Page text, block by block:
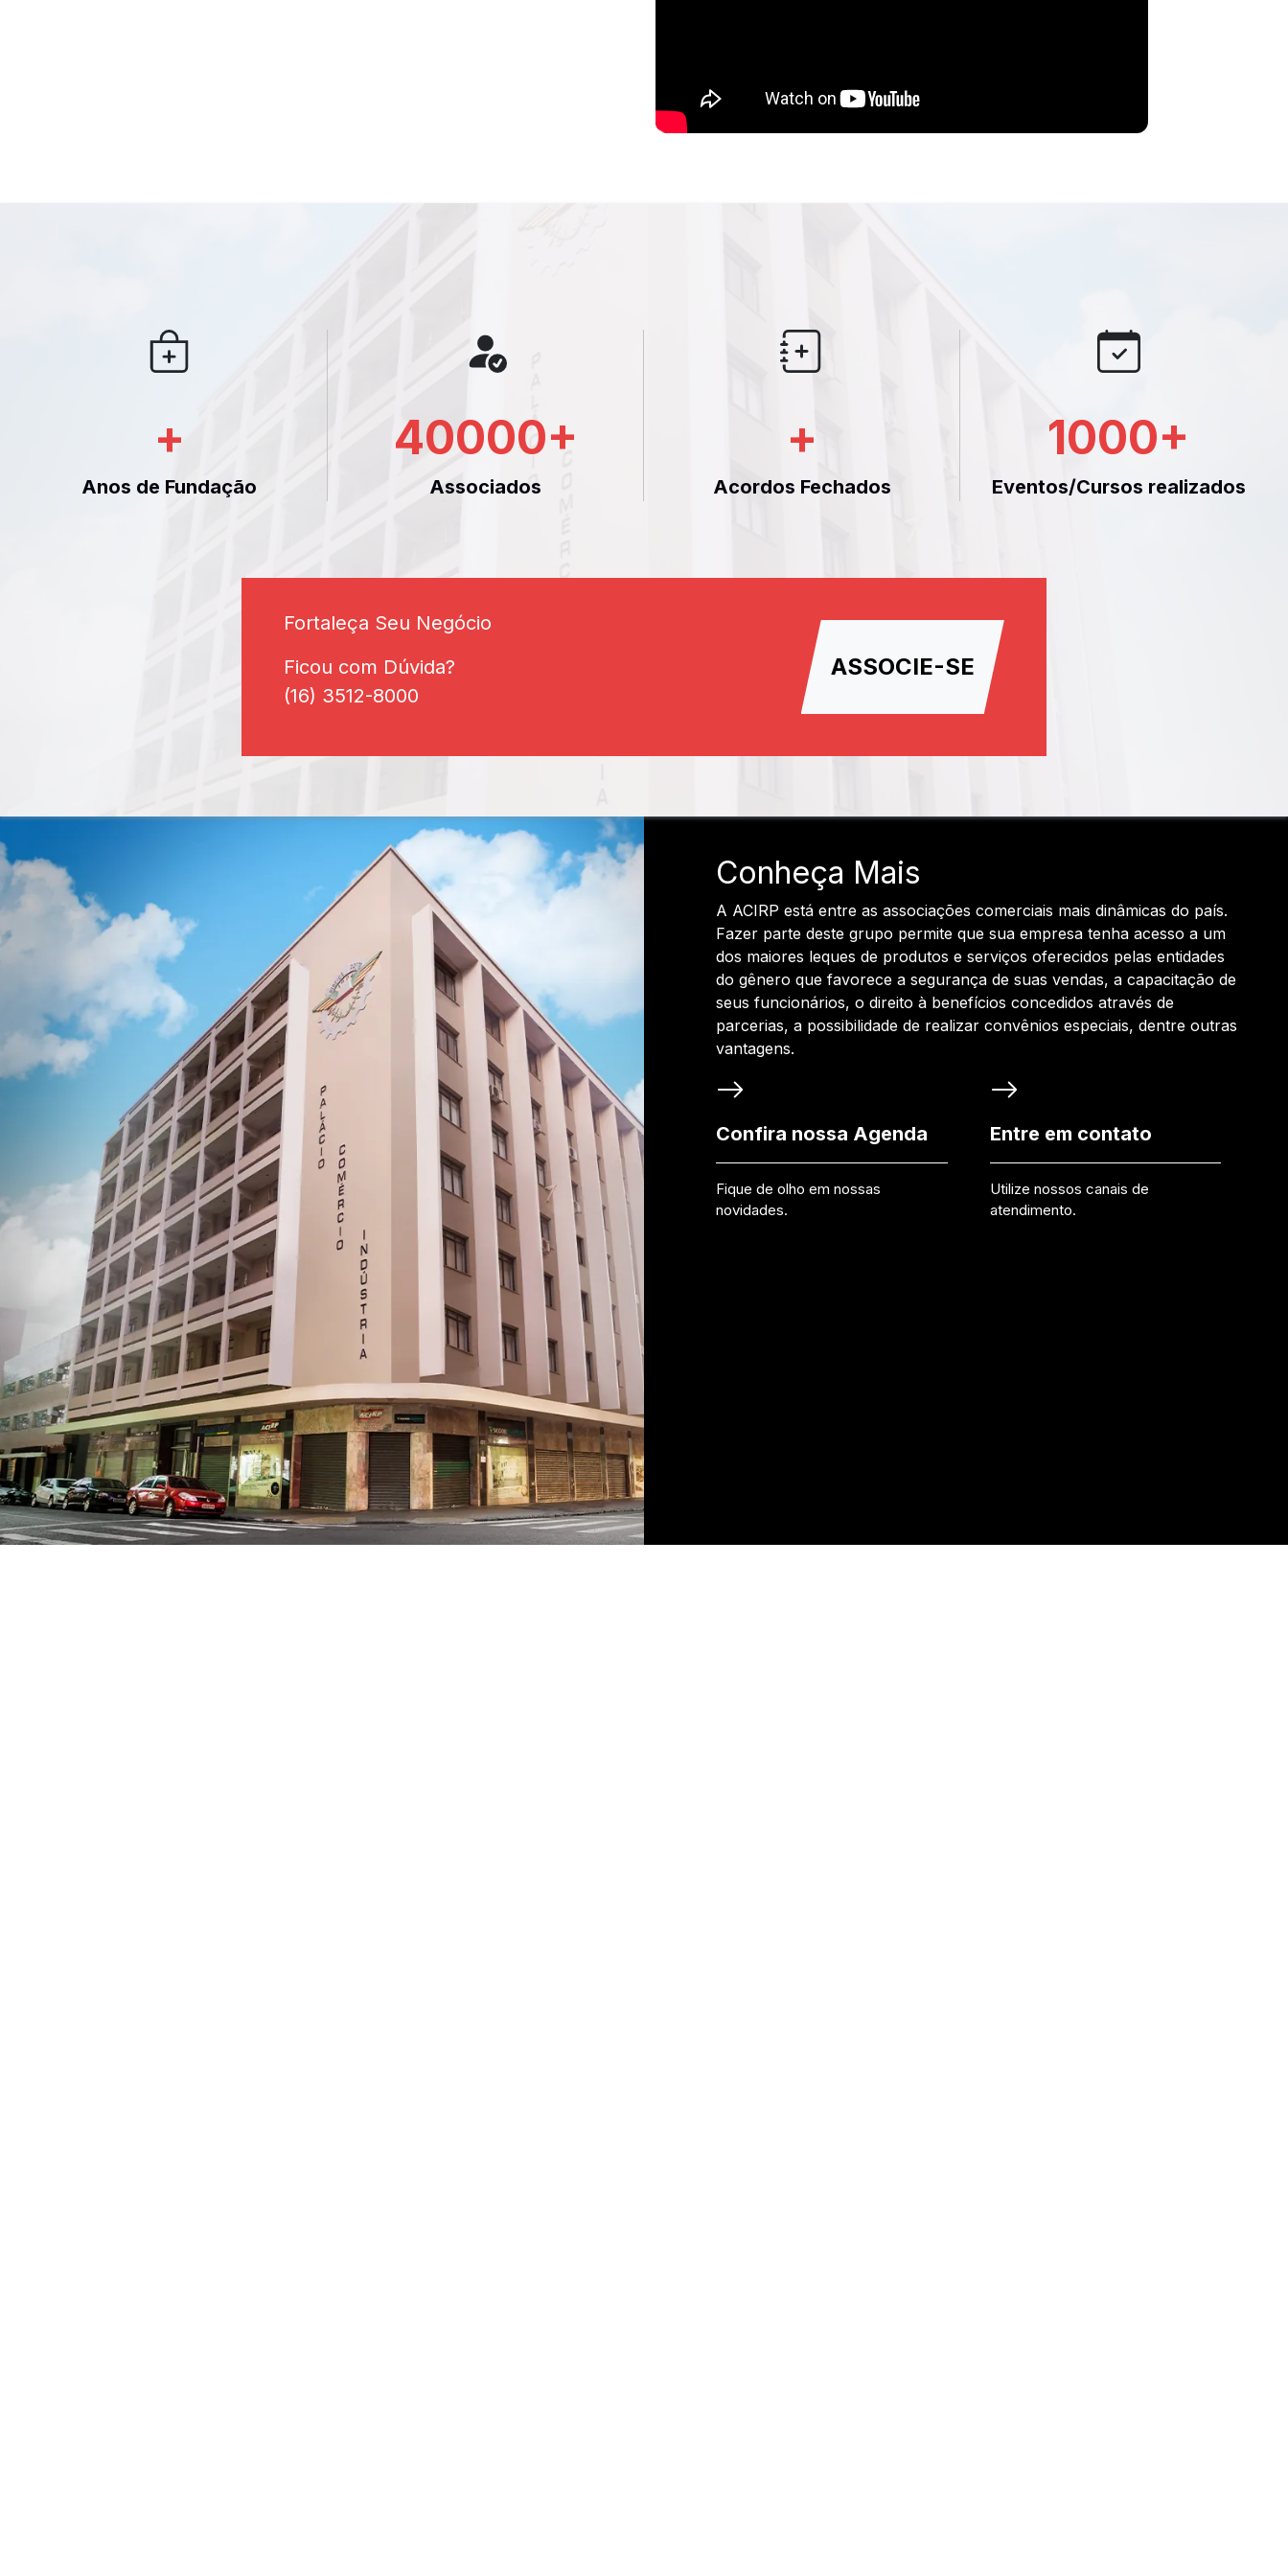
+
Anos de Fundação
40000+
Associados
+
Acordos Fechados
1000+
Eventos/Cursos realizados
Fortaleça Seu Negócio
Ficou com Dúvida?
(16) 3512-8000
ASSOCIE-SE
Conheça Mais
A ACIRP está entre as associações comerciais mais dinâmicas do país.
Fazer parte deste grupo permite que sua empresa tenha acesso a um
dos maiores leques de produtos e serviços oferecidos pelas entidades
do gênero que favorece a segurança de suas vendas, a capacitação de
seus funcionários, o direito à benefícios concedidos através de
parcerias, a possibilidade de realizar convênios especiais, dentre outras
vantagens.
Confira nossa Agenda
Fique de olho em nossas
novidades.
Entre em contato
Utilize nossos canais de
atendimento.